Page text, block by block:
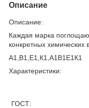
Описание
Описание:
Каждая марка
конкретных химических
А1,В1,Е1,К1,А1В1Е1К1
Характеристики:
ГОСТ: